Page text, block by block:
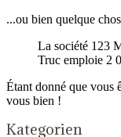
...ou bien quelque
La société 123
Truc emploie 2
Étant donné que vous
vous bien !
Kategorien